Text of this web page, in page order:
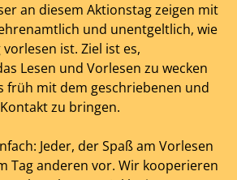
an diesem Aktionstag zeigen mit
und unentgeltlich, wie
ist. Ziel ist es,
Lesen und Vorlesen zu wecken
früh mit dem geschriebenen und
zu bringen.
Jeder, der Spaß am Vorlesen
Tag anderen vor. Wir kooperieren